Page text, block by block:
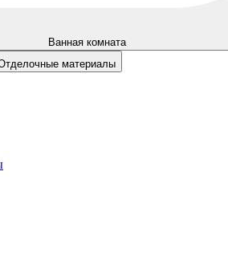
Ванная комната
материалы